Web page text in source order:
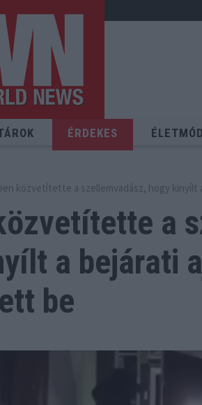
ÉRDEKES ÉLETMÓD
közvetítette a szellemvadász, hogy
a
a bejárati
be